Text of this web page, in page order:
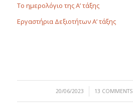
Το ημερολόγιο της Α’ τάξης
Εργαστήρια Δεξιοτήτων Α’ τάξης
20/06/2023
/ 13 COMMENTS
/